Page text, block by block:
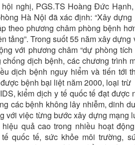
nghị, PGS.TS Hoàng Đức
Hà Nội đã xác định: “Xây
theo phương châm phòng bệnh
tảng”. Trong suốt 55 năm xây
với phương châm “dự phòng
dịch bệnh, các chương trình
dịch bệnh nguy hiểm và tiến tới
bệnh bại liệt năm 2000, loại
kiểm dịch y tế quốc tế đạt
các bệnh không lây nhiễm, dinh
với việc từng bước xây dựng mạng
quả cao trong nhiều hoạt
quốc tế, sức khỏe môi trường,